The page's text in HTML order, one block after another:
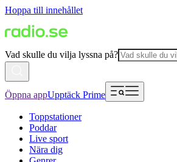
Hoppa till innehållet
Vad skulle du vilja lyssna på?
Öppna appUpptäck Prime
Toppstationer
Poddar
Live sport
Nära dig